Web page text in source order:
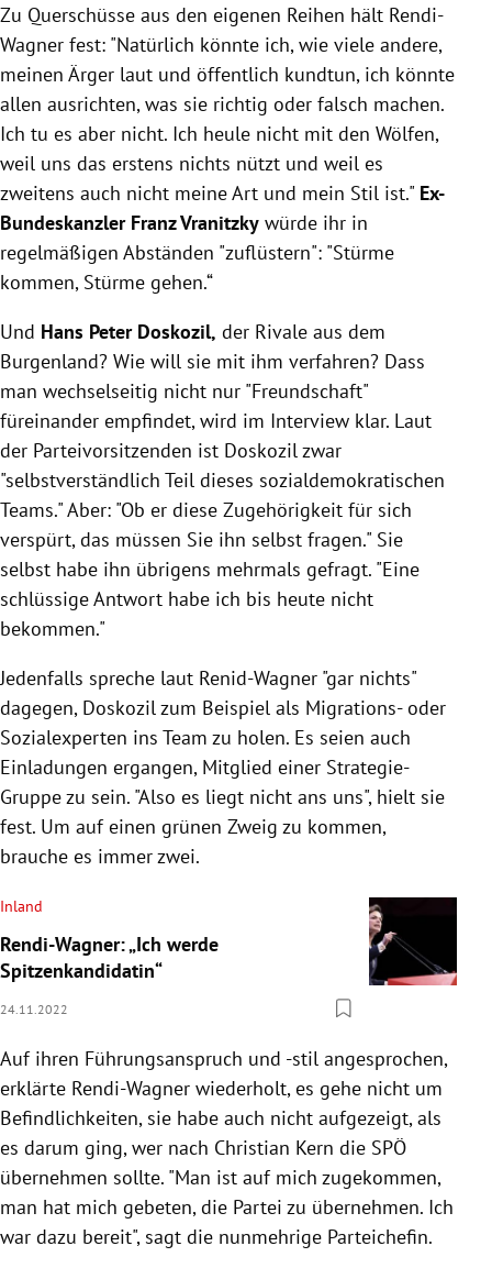
Zu Querschüsse aus den eigenen Reihen hält Rendi-
Wagner fest: "Natürlich könnte ich, wie viele andere,
meinen Ärger laut und öffentlich kundtun, ich könnte
allen ausrichten, was sie richtig oder falsch machen.
Ich tu es aber nicht. Ich heule nicht mit den Wölfen,
weil uns das erstens nichts nützt und weil es
zweitens auch nicht meine Art und mein Stil ist." Ex-
Bundeskanzler Franz Vranitzky würde ihr in
regelmäßigen Abständen "zuflüstern": "Stürme
kommen, Stürme gehen.“
Und Hans Peter Doskozil, der Rivale aus dem
Burgenland? Wie will sie mit ihm verfahren? Dass
man wechselseitig nicht nur "Freundschaft"
füreinander empfindet, wird im Interview klar. Laut
der Parteivorsitzenden ist Doskozil zwar
"selbstverständlich Teil dieses sozialdemokratischen
Teams." Aber: "Ob er diese Zugehörigkeit für sich
verspürt, das müssen Sie ihn selbst fragen." Sie
selbst habe ihn übrigens mehrmals gefragt. "Eine
schlüssige Antwort habe ich bis heute nicht
bekommen."
Jedenfalls spreche laut Renid-Wagner "gar nichts"
dagegen, Doskozil zum Beispiel als Migrations- oder
Sozialexperten ins Team zu holen. Es seien auch
Einladungen ergangen, Mitglied einer Strategie-
Gruppe zu sein. "Also es liegt nicht ans uns", hielt sie
fest. Um auf einen grünen Zweig zu kommen,
brauche es immer zwei.
Inland
Rendi-Wagner: „Ich werde
Spitzenkandidatin“
24.11.2022
Auf ihren Führungsanspruch und -stil angesprochen,
erklärte Rendi-Wagner wiederholt, es gehe nicht um
Befindlichkeiten, sie habe auch nicht aufgezeigt, als
es darum ging, wer nach Christian Kern die SPÖ
übernehmen sollte. "Man ist auf mich zugekommen,
man hat mich gebeten, die Partei zu übernehmen. Ich
war dazu bereit", sagt die nunmehrige Parteichefin.